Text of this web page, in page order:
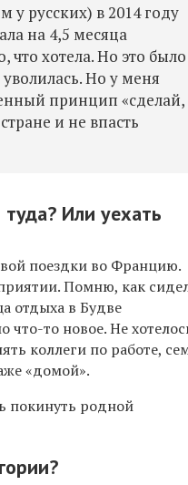
у русских) в 2014 году
на 4,5 месяца
что хотела. Но это было
Но у меня
принцип «сделай,
и не впасть
Или уехать
поездки во Францию.
Помню, как
отдыха в Будве
что-то новое. Не
коллеги по работе,
«домой».
покинуть родной